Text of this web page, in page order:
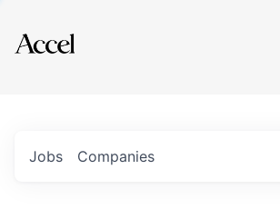
Explore
Jobs Companies